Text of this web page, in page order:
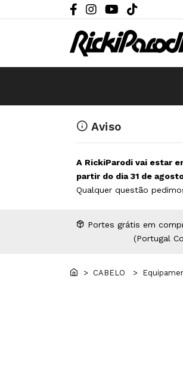
Aviso
A RickiParodi vai estar
partir do dia 31 de
Qualquer questão
Portes grátis em
(Portugal
> CABELO >